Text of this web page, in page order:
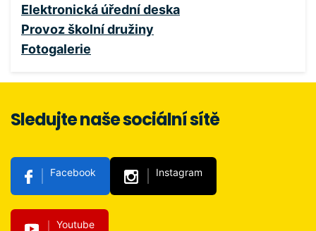
Elektronická úřední deska
Provoz školní družiny
Fotogalerie
Sledujte naše sociální sítě
Facebook Instagram
Youtube